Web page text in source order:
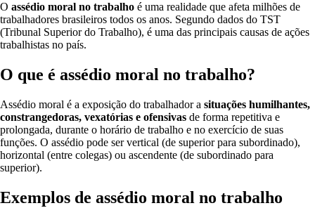
O assédio moral no trabalho é uma realidade que afeta milhões de
trabalhadores brasileiros todos os anos. Segundo dados do TST
(Tribunal Superior do Trabalho), é uma das principais causas de ações
trabalhistas no país.
O que é assédio moral no trabalho?
Assédio moral é a exposição do trabalhador a situações humilhantes,
constrangedoras, vexatórias e ofensivas de forma repetitiva e
prolongada, durante o horário de trabalho e no exercício de suas
funções. O assédio pode ser vertical (de superior para subordinado),
horizontal (entre colegas) ou ascendente (de subordinado para
superior).
Exemplos de assédio moral no trabalho